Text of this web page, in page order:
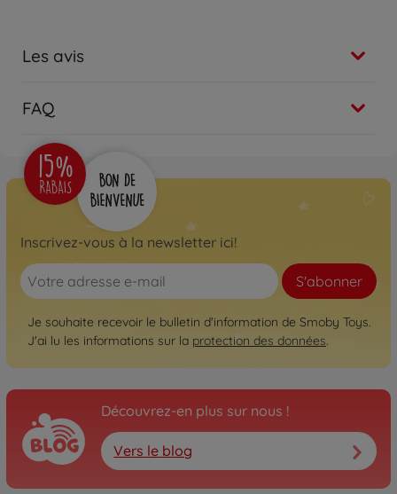
Les avis
FAQ
Inscrivez-vous à la newsletter ici!
S'abonner
Je souhaite recevoir le bulletin d'information de Smoby Toys.
J'ai lu les informations sur la protection des données.
Découvrez-en plus sur nous !
Vers le blog